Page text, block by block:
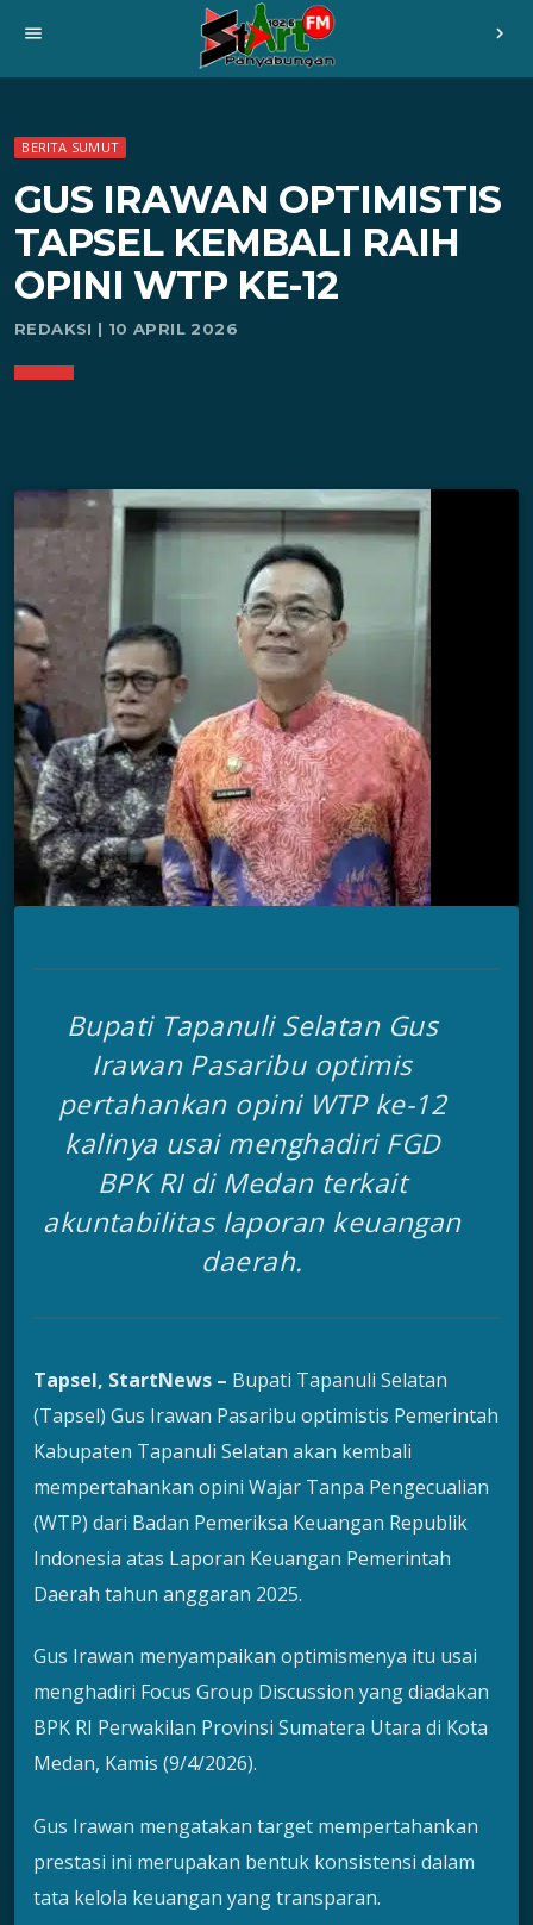
menu chevron_right
BERITA SUMUT
GUS IRAWAN OPTIMISTIS
TAPSEL KEMBALI RAIH
OPINI WTP KE-12
REDAKSI | 10 APRIL 2026
Bupati Tapanuli Selatan Gus
Irawan Pasaribu optimis
pertahankan opini WTP ke-12
kalinya usai menghadiri FGD
BPK RI di Medan terkait
akuntabilitas laporan keuangan
daerah.
Tapsel, StartNews – Bupati Tapanuli Selatan
(Tapsel) Gus Irawan Pasaribu optimistis Pemerintah
Kabupaten Tapanuli Selatan akan kembali
mempertahankan opini Wajar Tanpa Pengecualian
(WTP) dari Badan Pemeriksa Keuangan Republik
Indonesia atas Laporan Keuangan Pemerintah
Daerah tahun anggaran 2025.
Gus Irawan menyampaikan optimismenya itu usai
menghadiri Focus Group Discussion yang diadakan
BPK RI Perwakilan Provinsi Sumatera Utara di Kota
Medan, Kamis (9/4/2026).
Gus Irawan mengatakan target mempertahankan
prestasi ini merupakan bentuk konsistensi dalam
tata kelola keuangan yang transparan.